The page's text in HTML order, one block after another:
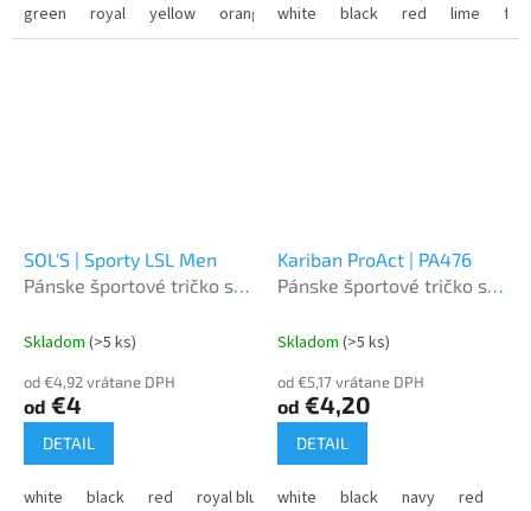
green royal yellow orange white black red lime
SOL'S | Sporty LSL Men
Pánske športové tričko s
Skladom (>5 ks)
od €4,92 vrátane DPH
od €4
DETAIL
white black red royal blue french navy neon yellow
Kariban ProAct | PA476
Pánske športové tričko s
Skladom (>5 ks)
od €5,17 vrátane DPH
od €4,20
DETAIL
white black navy red